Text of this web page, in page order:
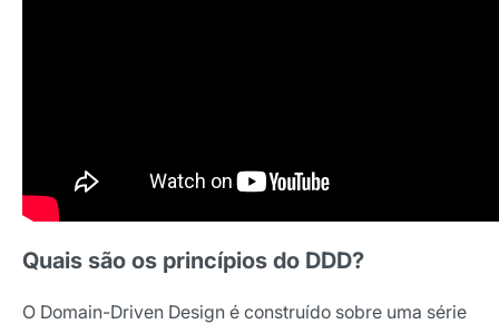
Quais são os princípios do DDD?
O Domain-Driven Design é construído sobre uma série